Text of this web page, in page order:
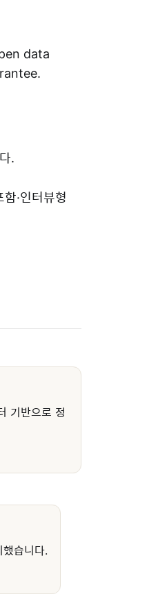
data
.
·인터뷰형
기반으로 정
습니다.